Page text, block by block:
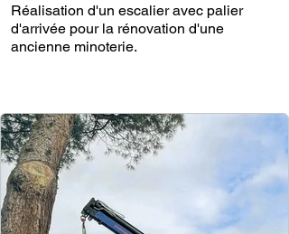
Réalisation d'un escalier avec palier
d'arrivée pour la rénovation d'une
ancienne minoterie.